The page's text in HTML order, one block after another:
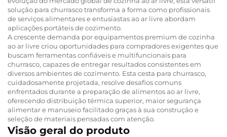
solução para churrasco transforma a forma como profissionais
de serviços alimentares e entusiastas ao ar livre abordam
aplicações portáteis de cozimento.
A crescente demanda por equipamentos premium de cozinha
ao ar livre criou oportunidades para compradores exigentes que
buscam ferramentas confiáveis e multifuncionais para
churrasco, capazes de entregar resultados consistentes em
diversos ambientes de cozimento. Esta cesta para churrasco,
cuidadosamente projetada, resolve desafios comuns
enfrentados durante a preparação de alimentos ao ar livre,
oferecendo distribuição térmica superior, maior segurança
alimentar e manuseio facilitado graças à sua construção e
seleção de materiais pensadas com atenção.
Visão geral do produto